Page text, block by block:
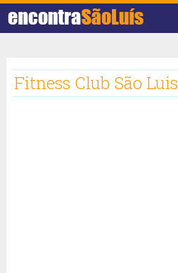
Fitness Club São Luis